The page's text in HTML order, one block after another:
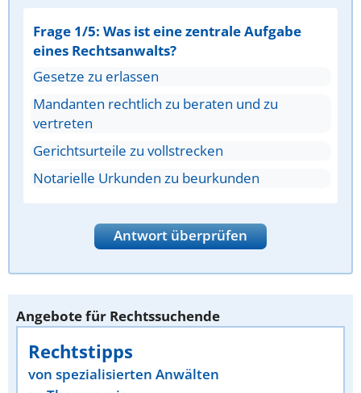
Frage 1/5: Was ist eine zentrale Aufgabe
eines Rechtsanwalts?
Gesetze zu erlassen
Mandanten rechtlich zu beraten und zu
vertreten
Gerichtsurteile zu vollstrecken
Notarielle Urkunden zu beurkunden
Antwort überprüfen
Angebote für Rechtssuchende
Rechtstipps
von spezialisierten Anwälten